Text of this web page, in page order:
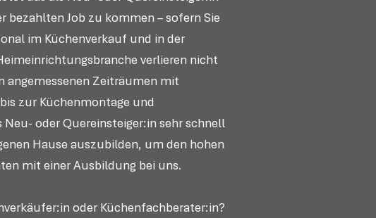
bezahlten Job zu kommen – sofern Sie
im Küchenverkauf und in der
verlieren nicht
angemessenen Zeiträumen mit
zur Küchenmontage und
oder Quereinsteiger:in sehr schnell
Hause auszubilden, um den hohen
mit einer Ausbildung bei uns.
oder Küchenfachberater:in?